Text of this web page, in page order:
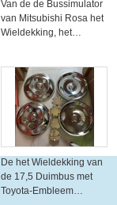
Van de de Bussimulator
van Mitsubishi Rosa het
Wieldekking, het
staalwieldoppen
De het Wieldekking van
de 17,5 Duimbus met
Toyota-Embleem